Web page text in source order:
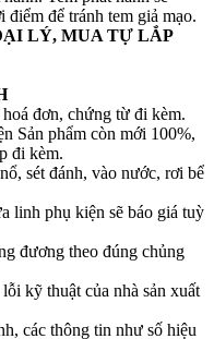
để tránh tem giả mạo.
LÝ, MUA TỰ LẮP
đơn, chứng từ đi kèm.
Sản phẩm còn mới 100%,
đi kèm.
sét đánh, vào nước, rơi bể
linh phụ kiện sẽ báo giá tuỳ
đương theo đúng chủng
kỹ thuật của nhà sản xuất
các thông tin như số hiệu